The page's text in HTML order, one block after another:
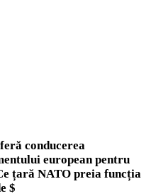
conducerea
european pentru
țară NATO preia funcția
$